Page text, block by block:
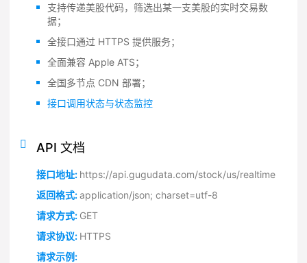
支持传递美股代码，筛选出某一支美股的实时交易数
据；
全接口通过 HTTPS 提供服务；
全面兼容 Apple ATS；
全国多节点 CDN 部署；
接口调用状态与状态监控
API 文档
接口地址: https://api.gugudata.com/stock/us/realtime
返回格式:application/json; charset=utf-8
请求方式: GET
请求协议: HTTPS
请求示例: